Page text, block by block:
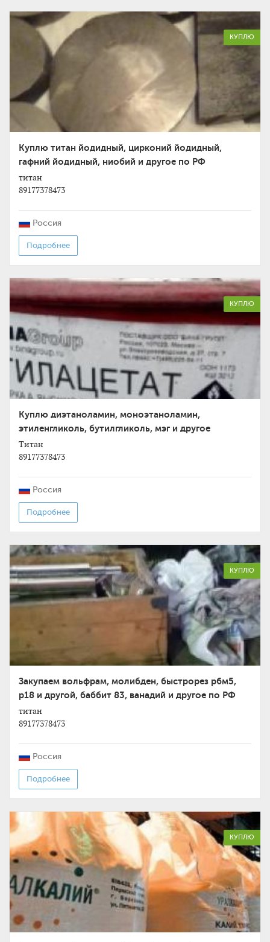
КУПЛЮ
Куплю титан йодидный, цирконий йодидный,
гафний йодидный, ниобий и другое по РФ
титан
89177378473
Россия
Подробнее
КУПЛЮ
Куплю диэтаноламин, моноэтаноламин,
этиленгликоль, бутилгликоль, мэг и другое
неликвиды по РФ
Титан
89177378473
Россия
Подробнее
КУПЛЮ
Закупаем вольфрам, молибден, быстрорез р6м5,
р18 и другой, баббит 83, ванадий и другое по РФ
титан
89177378473
Россия
Подробнее
КУПЛЮ